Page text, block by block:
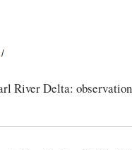
分
/
River Delta: